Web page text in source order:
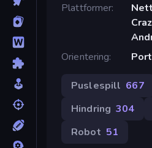
Plattformer
Orientering
Puslespill 667
Hindring 304
Robot 51